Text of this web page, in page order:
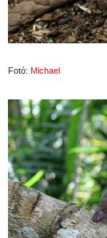
Fotó: Michael